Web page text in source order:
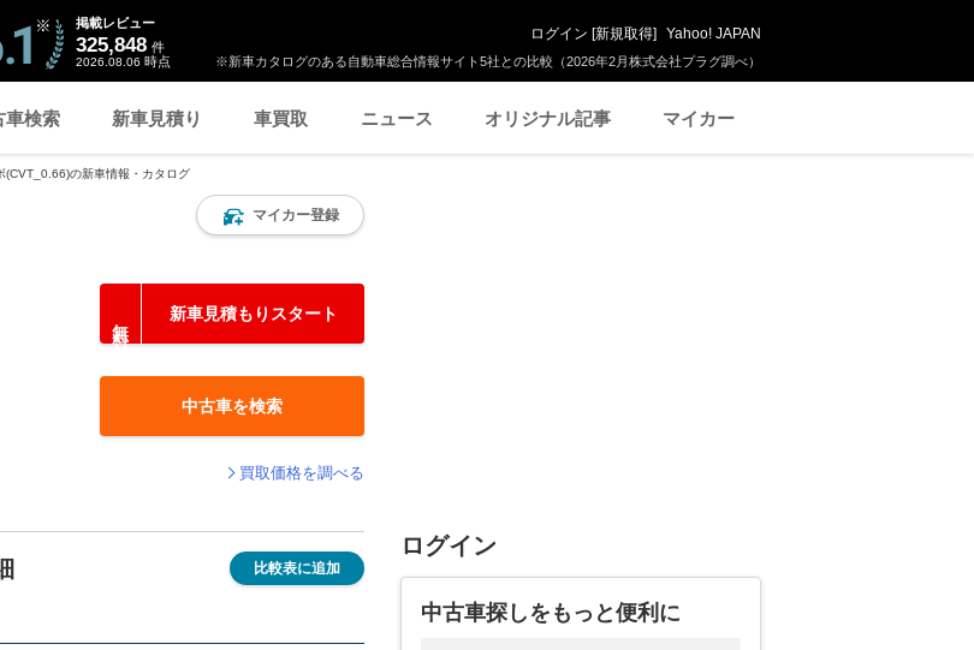
※新車カタログのある自動車総合情報サイト5社との比較（2026年2月株式会社プラグ調べ）
掲載レビュー
325,848 件
2026.08.06 時点
ログイン [新規取得] Yahoo! JAPAN
車検索 新車見積り 車買取 ニュース オリジナル記事 マイカー
(CVT_0.66)の新車情報・カタログ
マイカー登録
新車見積もりスタート
中古車を検索
買取価格を調べる
比較表に追加
ログイン
中古車探しをもっと便利に